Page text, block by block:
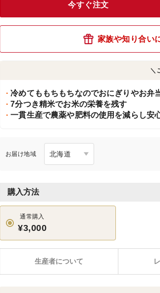
今すぐ注文
家族や知り合い
＼
冷めてももちもちなのでおにぎりやお弁
7分つき精米でお米の栄養を残す
一貫生産で農薬や肥料の使用を減らし安
お届け地域
購入方法
通常購入
¥3,000
生産者について